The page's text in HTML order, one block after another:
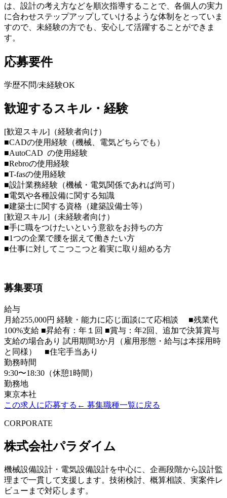
は、設計の考え方などを順次指導することで、各個人の実力
に合わせステップアップしていけるような体制をとっていま
すので、未経験の方でも、安心して活躍することができま
す。
応募要件
学歴不問/未経験OK
歓迎するスキル・経験
[歓迎スキル]（経験者向け）
■CADの使用経験（機械、電気どちらでも）
■AutoCAD の使用経験
■Rebroの使用経験
■T-fasの使用経験
■設計業務経験（機械・電気関係であれば尚可）
■電気や各種設備に関する知識
■建築士に関する資格（建築設備士等）
[歓迎スキル]（未経験者向け）
■手に職をつけたいという意欲をお持ちの方
■1つの企業で腰を据えて働きたい方
■仕事に対してこつこつと着実に取り組める方
募集要項
給与
月給255,000円 経験・能力に応じ面談にて応相談 ■残業代
100%支給 ■昇給有：年１回 ■賞与：年2回、追加で決算賞与
支給の場合あり 試用期間3か月（雇用形態・給与は本採用時
と同様） ■住宅手当あり
勤務時間
9:30〜18:30（休憩1時間）
勤務地
東京本社
この求人に応募する ← 募集職種一覧に戻る
CORPORATE
株式会社パラダイム
機械設備設計・電気設備設計を中心に、企画段階から設計監
理まで一貫して支援します。技術検討、概算相談、実案件レ
ビューまで対応します。